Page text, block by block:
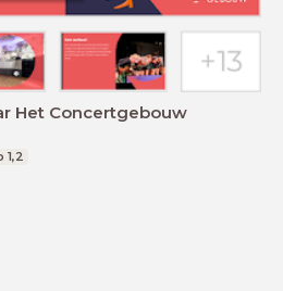
Het Concertgebouw
1,2